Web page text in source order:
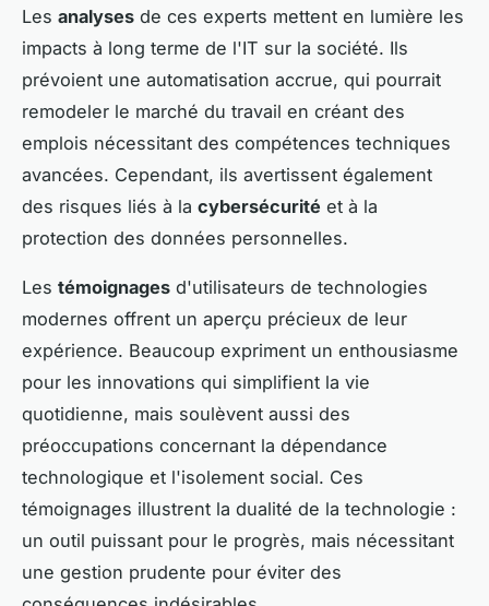
Les analyses de ces experts mettent en lumière les
impacts à long terme de l'IT sur la société. Ils
prévoient une automatisation accrue, qui pourrait
remodeler le marché du travail en créant des
emplois nécessitant des compétences techniques
avancées. Cependant, ils avertissent également
des risques liés à la cybersécurité et à la
protection des données personnelles.
Les témoignages d'utilisateurs de technologies
modernes offrent un aperçu précieux de leur
expérience. Beaucoup expriment un enthousiasme
pour les innovations qui simplifient la vie
quotidienne, mais soulèvent aussi des
préoccupations concernant la dépendance
technologique et l'isolement social. Ces
témoignages illustrent la dualité de la technologie :
un outil puissant pour le progrès, mais nécessitant
une gestion prudente pour éviter des